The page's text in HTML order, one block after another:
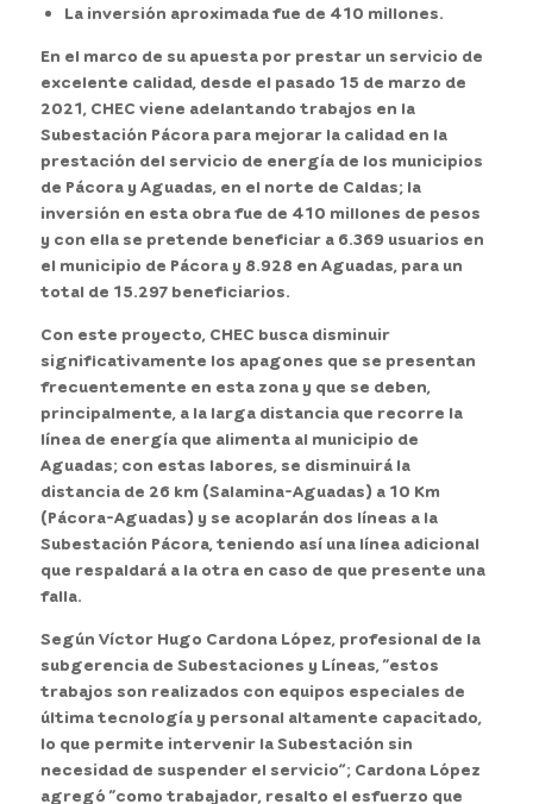
La inversión aproximada fue de 410 millones.
En el marco de su apuesta por prestar un servicio de
excelente calidad, desde el pasado 15 de marzo de
2021, CHEC viene adelantando trabajos en la
Subestación Pácora para mejorar la calidad en la
prestación del servicio de energía de los municipios
de Pácora y Aguadas, en el norte de Caldas; la
inversión en esta obra fue de 410 millones de pesos
y con ella se pretende beneficiar a 6.369 usuarios en
el municipio de Pácora y 8.928 en Aguadas, para un
total de 15.297 beneficiarios.
Con este proyecto, CHEC busca disminuir
significativamente los apagones que se presentan
frecuentemente en esta zona y que se deben,
principalmente, a la larga distancia que recorre la
línea de energía que alimenta al municipio de
Aguadas; con estas labores, se disminuirá la
distancia de 26 km (Salamina-Aguadas) a 10 Km
(Pácora-Aguadas) y se acoplarán dos líneas a la
Subestación Pácora, teniendo así una línea adicional
que respaldará a la otra en caso de que presente una
falla.
Según Víctor Hugo Cardona López, profesional de la
subgerencia de Subestaciones y Líneas, “estos
trabajos son realizados con equipos especiales de
última tecnología y personal altamente capacitado,
lo que permite intervenir la Subestación sin
necesidad de suspender el servicio”; Cardona López
agregó “como trabajador, resalto el esfuerzo que